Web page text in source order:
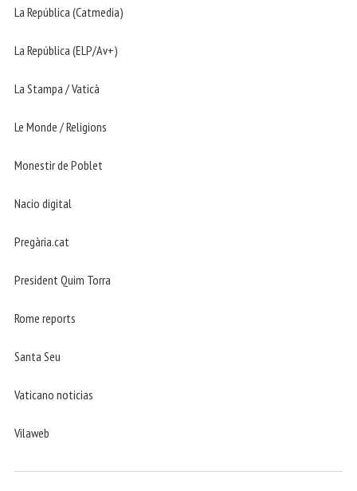
La República (Catmedia)
La República (ELP/Av+)
La Stampa / Vaticà
Le Monde / Religions
Monestir de Poblet
Nacio digital
Pregària.cat
President Quim Torra
Rome reports
Santa Seu
Vaticano noticias
Vilaweb